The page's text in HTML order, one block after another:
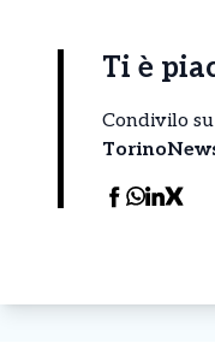
Ti è
Condivilo